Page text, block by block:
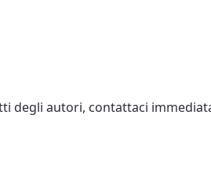
degli autori, contattaci